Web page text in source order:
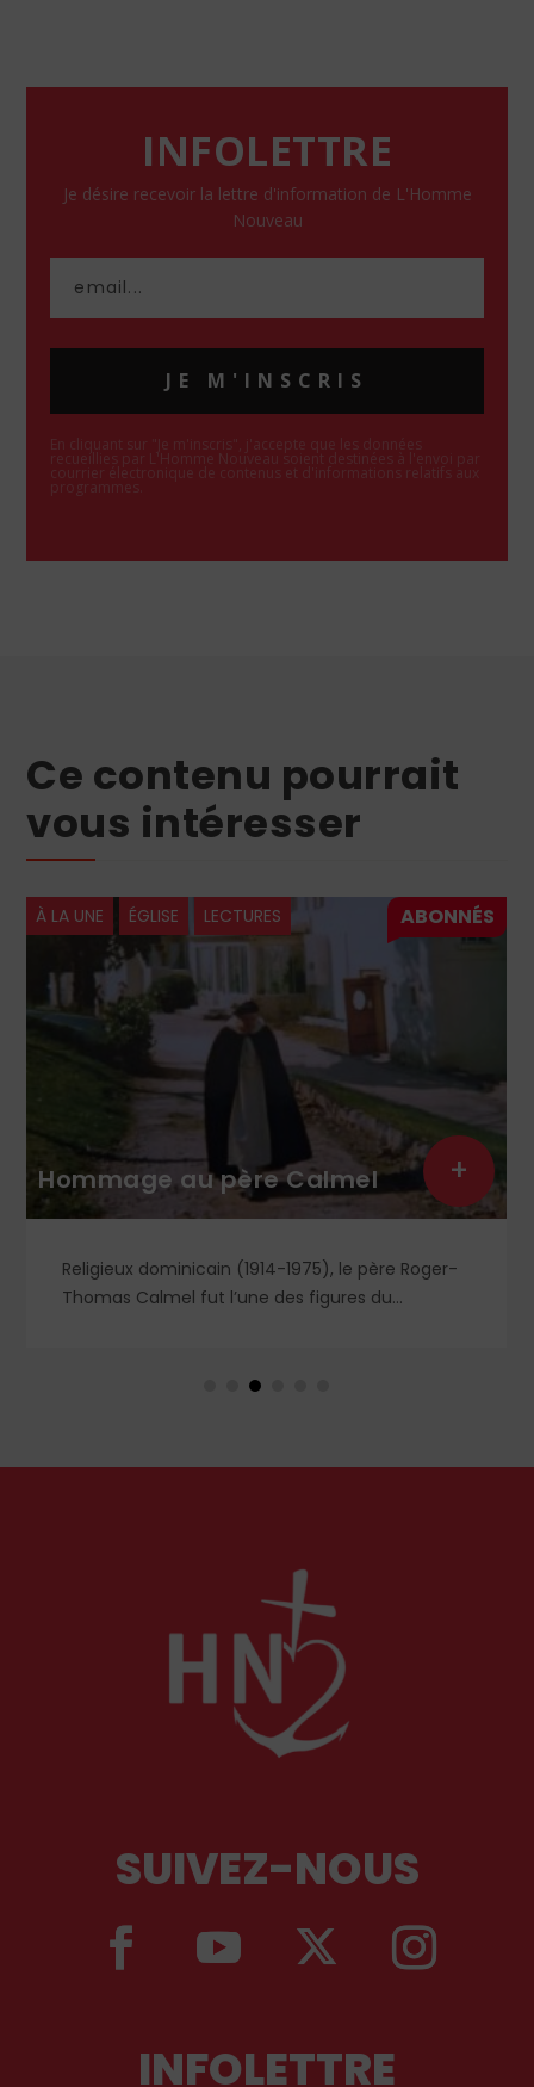
INFOLETTRE
Je désire recevoir la lettre d'information de L'Homme
Nouveau
JE M'INSCRIS
En cliquant sur "Je m'inscris", j'accepte que les données
recueillies par L'Homme Nouveau soient destinées à l'envoi par
courrier électronique de contenus et d'informations relatifs aux
programmes.
Ce contenu pourrait
vous intéresser
ÉGLISE LÉON XIV
Léon XIV : le semeur est
généreux et confiant
Léon XIV | Lors de la récitation de l’Angélus du 12
juillet dernier, le Pape a commenté l’évangile de
+
SUIVEZ-NOUS
INFOLETTRE